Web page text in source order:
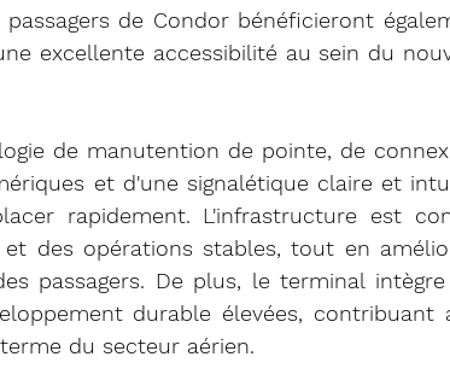
de Condor bénéficieront
excellente accessibilité au sein du
de manutention de pointe, de
et d'une signalétique claire et
rapidement. L'infrastructure est
des opérations stables, tout en
passagers. De plus, le terminal
durable élevées, contribuant
du secteur aérien.